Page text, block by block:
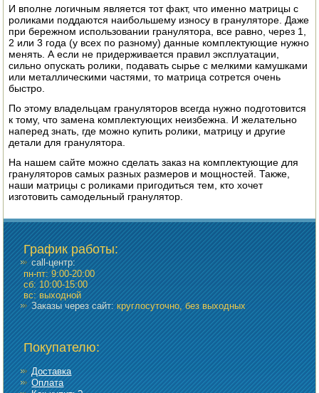
И вполне логичным является тот факт, что именно матрицы с
роликами поддаются наибольшему износу в грануляторе. Даже
при бережном использовании гранулятора, все равно, через 1,
2 или 3 года (у всех по разному) данные комплектующие нужно
менять. А если не придерживается правил эксплуатации,
сильно опускать ролики, подавать сырье с мелкими камушками
или металлическими частями, то матрица сотрется очень
быстро.
По этому владельцам грануляторов всегда нужно подготовится
к тому, что замена комплектующих неизбежна. И желательно
наперед знать, где можно купить ролики, матрицу и другие
детали для гранулятора.
На нашем сайте можно сделать заказ на комплектующие для
грануляторов самых разных размеров и мощностей. Также,
наши матрицы с роликами пригодиться тем, кто хочет
изготовить самодельный гранулятор.
График работы:
call-центр:
пн-пт: 9:00-20:00
сб: 10:00-15:00
вс: выходной
Заказы через сайт:круглосуточно, без выходных
Покупателю:
Доставка
Оплата